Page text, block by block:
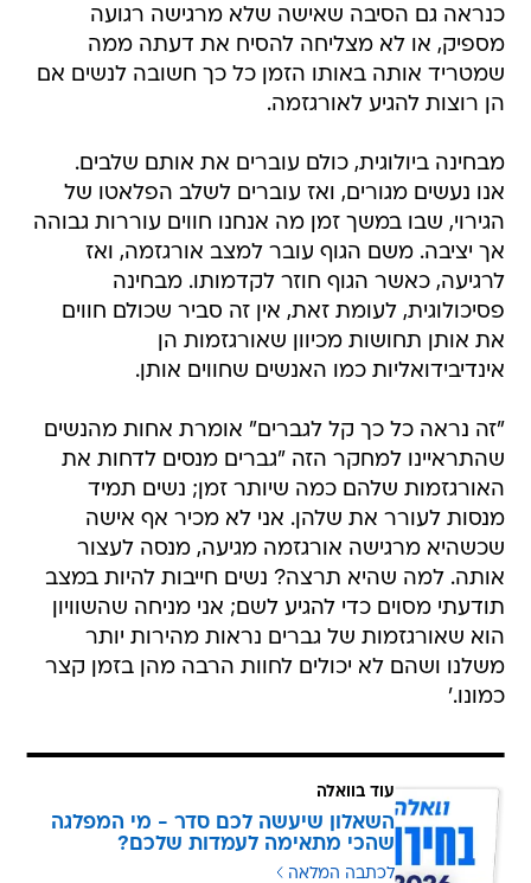
כנראה גם הסיבה שאישה שלא מרגישה רגועה
מספיק, או לא מצליחה להסיח את דעתה ממה
שמטריד אותה באותו הזמן כל כך חשובה לנשים אם
הן רוצות להגיע לאורגזמה.
מבחינה ביולוגית, כולם עוברים את אותם שלבים.
אנו נעשים מגורים, ואז עוברים לשלב הפלאטו של
הגירוי, שבו במשך זמן מה אנחנו חווים עוררות גבוהה
אך יציבה. משם הגוף עובר למצב אורגזמה, ואז
לרגיעה, כאשר הגוף חוזר לקדמותו. מבחינה
פסיכולוגית, לעומת זאת, אין זה סביר שכולם חווים
את אותן תחושות מכיוון שאורגזמות הן
אינדיבידואליות כמו האנשים שחווים אותן.
"זה נראה כל כך קל לגברים" אומרת אחות מהנשים
שהתראיינו למחקר הזה "גברים מנסים לדחות את
האורגזמות שלהם כמה שיותר זמן; נשים תמיד
מנסות לעורר את שלהן. אני לא מכיר אף אישה
שכשהיא מרגישה אורגזמה מגיעה, מנסה לעצור
אותה. למה שהיא תרצה? נשים חייבות להיות במצב
תודעתי מסוים כדי להגיע לשם; אני מניחה שהשוויון
הוא שאורגזמות של גברים נראות מהירות יותר
משלנו ושהם לא יכולים לחוות הרבה מהן בזמן קצר
כמונו.'
עוד בוואלה
השאלון שיעשה לכם סדר - מי המפלגה
שהכי מתאימה לעמדות שלכם?
לכתבה המלאה